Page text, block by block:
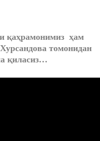
қаҳрамонимиз ҳам
томонидан
қиласиз…